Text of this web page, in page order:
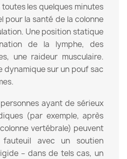
les quelques minutes
pour la santé de la colonne
Une position statique
de la lymphe, des
une raideur musculaire.
dynamique sur un pouf sac
ayant de sérieux
(par exemple, après
vertébrale) peuvent
avec un soutien
– dans de tels cas, un